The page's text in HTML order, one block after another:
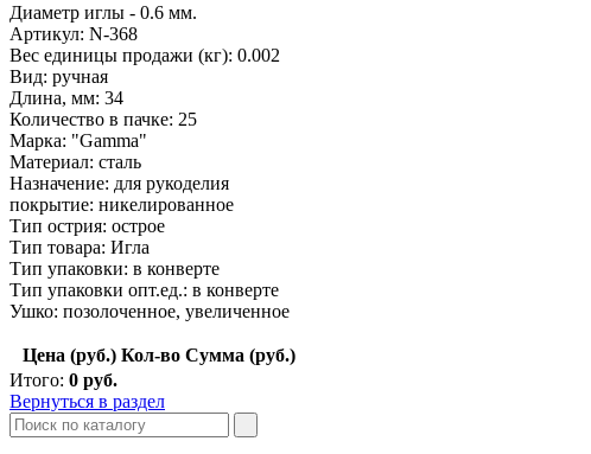
Диаметр иглы - 0.6 мм.
Артикул: N-368
Вес единицы продажи (кг): 0.002
Вид: ручная
Длина, мм: 34
Количество в пачке: 25
Марка: "Gamma"
Материал: сталь
Назначение: для рукоделия
покрытие: никелированное
Тип острия: острое
Тип товара: Игла
Тип упаковки: в конверте
Тип упаковки опт.ед.: в конверте
Ушко: позолоченное, увеличенное
Цена (руб.) Кол-во Сумма (руб.)
Итого: 0 руб.
Вернуться в раздел